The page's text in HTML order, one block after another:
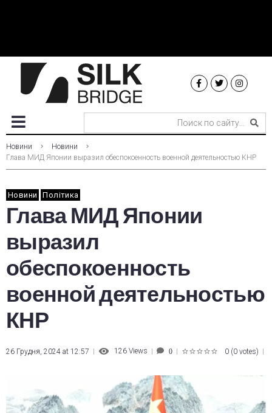
Новини
Новини
Глава МИД Японии выразил обеспокоенность военной деятельностью КНР
Новини Політика
Глава МИД Японии
выразил
обеспокоенность
военной деятельностью
КНР
26 Грудня, 2024 at 12:57 126 Views 0 0 (0 votes)